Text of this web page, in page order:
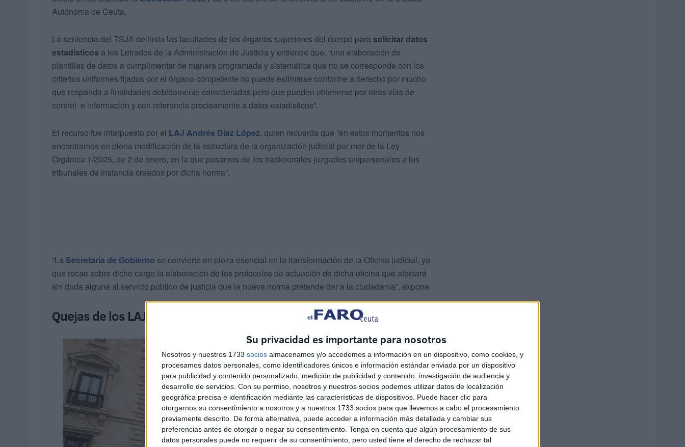
Su privacidad es importante para nosotros
Nosotros y nuestros 1733 socios almacenamos y/o accedemos a información en un dispositivo, como cookies, y
procesamos datos personales, como identificadores únicos e información estándar enviada por un dispositivo
para publicidad y contenido personalizado, medición de publicidad y contenido, investigación de audiencia y
desarrollo de servicios. Con su permiso, nosotros y nuestros socios podemos utilizar datos de localización
geográfica precisa e identificación mediante las características de dispositivos. Puede hacer clic para
otorgarnos su consentimiento a nosotros y a nuestros 1733 socios para que llevemos a cabo el procesamiento
previamente descrito. De forma alternativa, puede acceder a información más detallada y cambiar sus
preferencias antes de otorgar o negar su consentimiento. Tenga en cuenta que algún procesamiento de sus
datos personales puede no requerir de su consentimiento, pero usted tiene el derecho de rechazar tal
Autónoma de Ceuta.
La sentencia del TSJA delimita las facultades de los órganos superiores del cuerpo para solicitar datos
estadísticos a los Letrados de la Administración de Justicia y entiende que, “una elaboración de
plantillas de datos a cumplimentar de manera programada y sistemática que no se corresponde con los
criterios uniformes fijados por el órgano competente no puede estimarse conforme a derecho por mucho
que responda a finalidades debidamente consideradas pero que pueden obtenerse por otras vías de
control e información y con referencia precisamente a datos estadísticos”.
El recurso fue interpuesto por el LAJ Andrés Díaz López, quien recuerda que “en estos momentos nos
encontramos en plena modificación de la estructura de la organización judicial por mor de la Ley
Orgánica 1/2025, de 2 de enero, en la que pasamos de los tradicionales juzgados unipersonales a los
tribunales de instancia creados por dicha norma”.
“La Secretaría de Gobierno se convierte en pieza esencial en la transformación de la Oficina judicial, ya
que recae sobre dicho cargo la elaboración de los protocolos de actuación de dicha oficina que afectará
sin duda alguna al servicio público de justicia que la nueva norma pretende dar a la ciudadanía”, expone.
Quejas de los LAJ